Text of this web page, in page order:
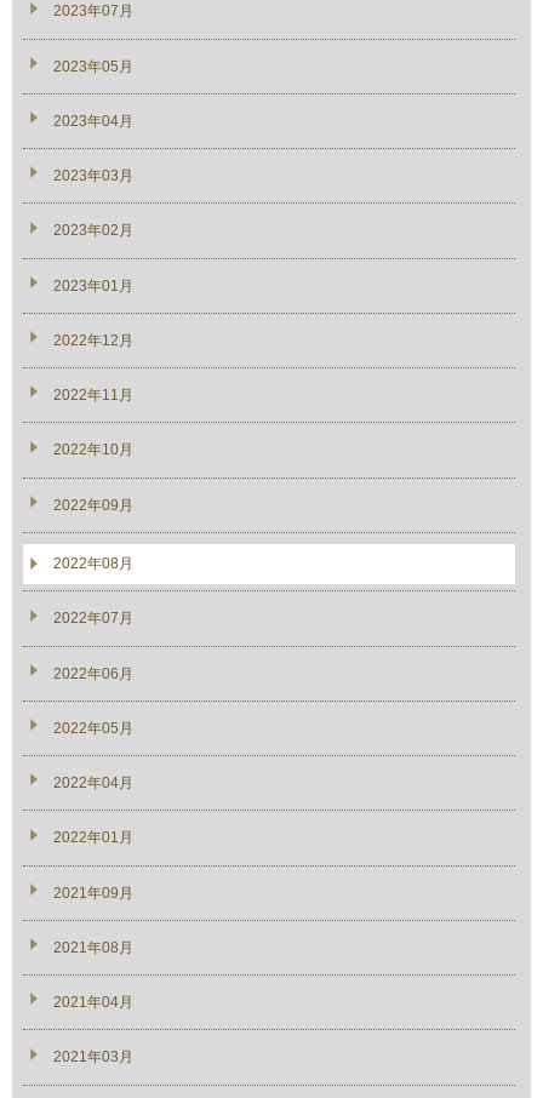
2023年07月
2023年05月
2023年04月
2023年03月
2023年02月
2023年01月
2022年12月
2022年11月
2022年10月
2022年09月
2022年08月
2022年07月
2022年06月
2022年05月
2022年04月
2022年01月
2021年09月
2021年08月
2021年04月
2021年03月